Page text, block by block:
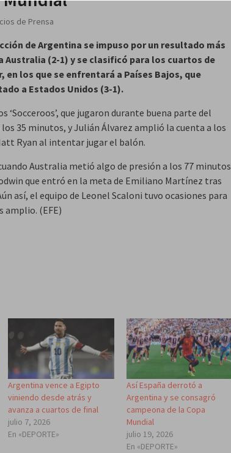
de Prensa
de Argentina se impuso por un resultado más
Australia (2-1) y se clasificó para los cuartos de
en los que se enfrentará a Países Bajos, que
a Estados Unidos (3-1).
‘Socceroos’, que jugaron durante buena parte del
35 minutos, y Julián Álvarez amplió la cuenta a los
Ryan al intentar jugar el balón.
Australia metió algo de presión a los 77 minutos
que entró en la meta de Emiliano Martínez tras
así, el equipo de Leonel Scaloni tuvo ocasiones para
amplio. (EFE)
Argentina vence a Egipto
viniendo desde atrás y
avanza a cuartos de final
julio 7, 2026
En «DEPORTE»
Así España derrotó a
Argentina y se consagró
campeona de la Copa
Mundial
julio 19, 2026
En «DEPORTE»